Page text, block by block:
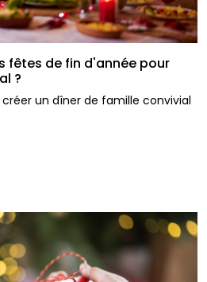
fêtes de fin d'année pour
?
un dîner de famille convivial